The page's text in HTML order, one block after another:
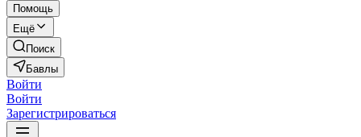
Помощь
Ещё
Поиск
Бавлы
Войти
Войти
Зарегистрироваться